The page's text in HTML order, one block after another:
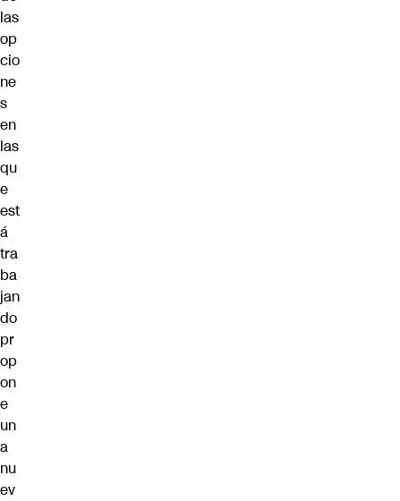
las
op
cio
ne
s
en
las
qu
e
est
á
tra
ba
jan
do
pr
op
on
e
un
a
nu
ev